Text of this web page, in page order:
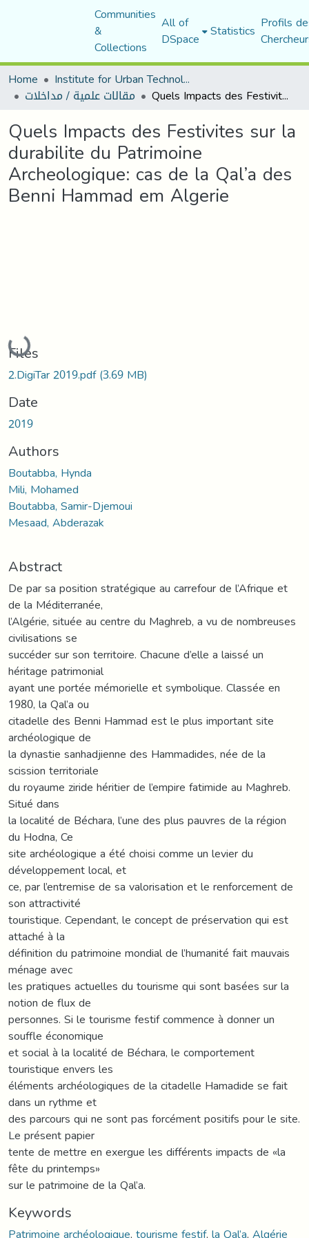
Communities
&
Collections
All of
DSpace Statistics Profils
Home
Institute for Urban Technology Management
مقالات علمية / مداخلات Quels Impacts des Festivites sur la durabilite du Patrimoine Archeologique: cas de la Qal’a des Benni Hammad em Algerie
Quels Impacts des Festivites sur la
durabilite du Patrimoine
Archeologique: cas de la Qal’a des
Benni Hammad em Algerie
Loading...
Files
2.DigiTar 2019.pdf(3.69 MB)
Date
2019
Authors
Boutabba, Hynda
Mili, Mohamed
Boutabba, Samir-Djemoui
Mesaad, Abderazak
Abstract
De par sa position stratégique au carrefour de l’Afrique et
de la Méditerranée,
l’Algérie, située au centre du Maghreb, a vu de nombreuses
civilisations se
succéder sur son territoire. Chacune d’elle a laissé un
héritage patrimonial
ayant une portée mémorielle et symbolique. Classée en
1980, la Qal’a ou
citadelle des Benni Hammad est le plus important site
archéologique de
la dynastie sanhadjienne des Hammadides, née de la
scission territoriale
du royaume ziride héritier de l’empire fatimide au Maghreb.
Situé dans
la localité de Béchara, l’une des plus pauvres de la région
du Hodna, Ce
site archéologique a été choisi comme un levier du
développement local, et
ce, par l’entremise de sa valorisation et le renforcement de
son attractivité
touristique. Cependant, le concept de préservation qui est
attaché à la
définition du patrimoine mondial de l’humanité fait mauvais
ménage avec
les pratiques actuelles du tourisme qui sont basées sur la
notion de flux de
personnes. Si le tourisme festif commence à donner un
souffle économique
et social à la localité de Béchara, le comportement
touristique envers les
éléments archéologiques de la citadelle Hamadide se fait
dans un rythme et
des parcours qui ne sont pas forcément positifs pour le site.
Le présent papier
tente de mettre en exergue les différents impacts de «la
fête du printemps»
sur le patrimoine de la Qal’a.
Keywords